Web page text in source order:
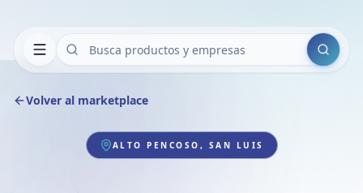
Buscar
Volver al marketplace
ALTO PENCOSO, SAN LUIS